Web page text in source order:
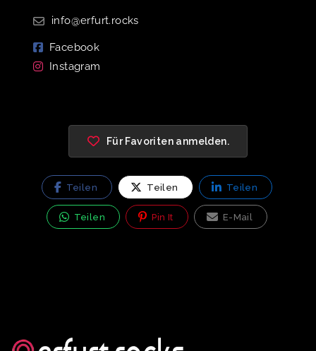
info@erfurt.rocks
Facebook
Instagram
Für Favoriten anmelden.
Teilen Teilen Teilen
Teilen Pin It E-Mail